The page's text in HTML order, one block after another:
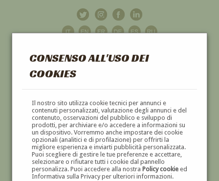
CONSENSO ALL'USO DEI
COOKIES
Il nostro sito utilizza cookie tecnici per annunci e
contenuti personalizzati, valutazione degli annunci e del
contenuto, osservazioni del pubblico e sviluppo di
prodotti, per archiviare e/o accedere a informazioni su
un dispositivo. Vorremmo anche impostare dei cookie
opzionali (analitici e di profilazione) per offrirti la
migliore esperienza e inviarti pubblicità personalizzata.
Puoi scegliere di gestire le tue preferenze e accettare,
selezionare o rifiutare tutti i cookie dal pannello
personalizza. Puoi accedere alla nostra Policy cookieed
Informativa sulla Privacy per ulteriori informazioni.
GALLERIAD'ARTE
DIPINTI E SCULTURE '800 E '900